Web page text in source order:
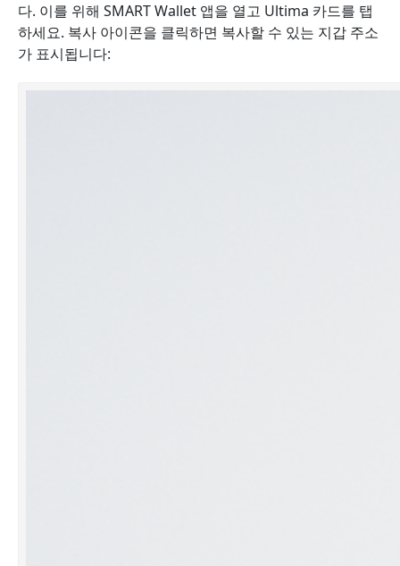
다. 이를 위해 SMART Wallet 앱을 열고 Ultima 카드를 탭
하세요. 복사 아이콘을 클릭하면 복사할 수 있는 지갑 주소
가 표시됩니다: